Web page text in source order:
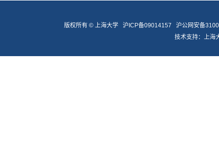
版权所有 ©上海大学 沪ICP备09014157
沪公网安备
技术支持： 上海